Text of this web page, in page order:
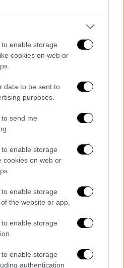
enable storage
cookies on web or
data to be sent to
purposes.
send me
enable storage
cookies on web or
enable storage
the website or app.
enable storage
enable storage
authentication
που έχουν τη χάρη
τα ερωτικά. Το
και πολιτικό μαζί
ο έρωτας
φάρμακο που πολλές
αρρώστια. Εκεί θέλει
Είναι αυτό που κάνει
σ' έγχρωμο.
και κίνητρο και
μαζί με προορισμό,
κάποια
μαζεύεις τις
τη χαρά σου
από την
Χαίρομαι πολύ που
και βαφτίζει τα
μου. Πρωταθλητές